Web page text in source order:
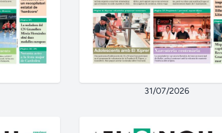
31/07/2026